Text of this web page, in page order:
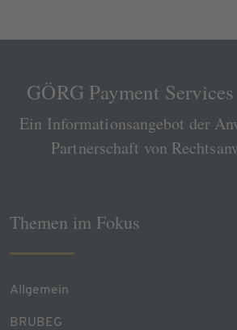
GÖRG Payment
Ein Informationsangebot der
Partnerschaft von
Themen im Fokus
Allgemein
BRUBEG